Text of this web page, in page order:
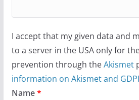
I accept that my given data and
to a server in the USA only for
prevention through theAkismet
information on Akismet and
Name*